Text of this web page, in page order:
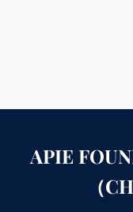
APIE
（